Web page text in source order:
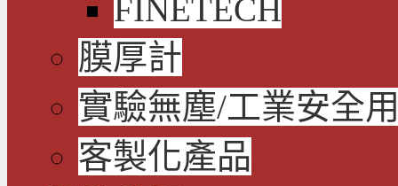
FINETECH
膜厚計
實驗無塵/工業安全
客製化產品